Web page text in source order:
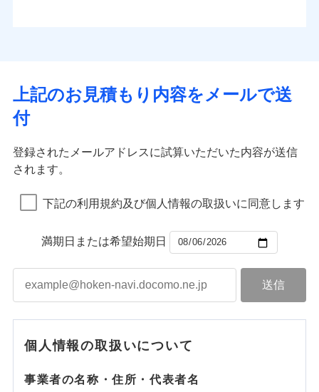
上記のお見積もり内容をメールで送
付
登録されたメールアドレスに試算いただいた内容が送信
されます。
下記の利用規約及び個人情報の取扱いに同意します
満期日または希望始期日
個人情報の取扱いについて
事業者の名称・住所・代表者名